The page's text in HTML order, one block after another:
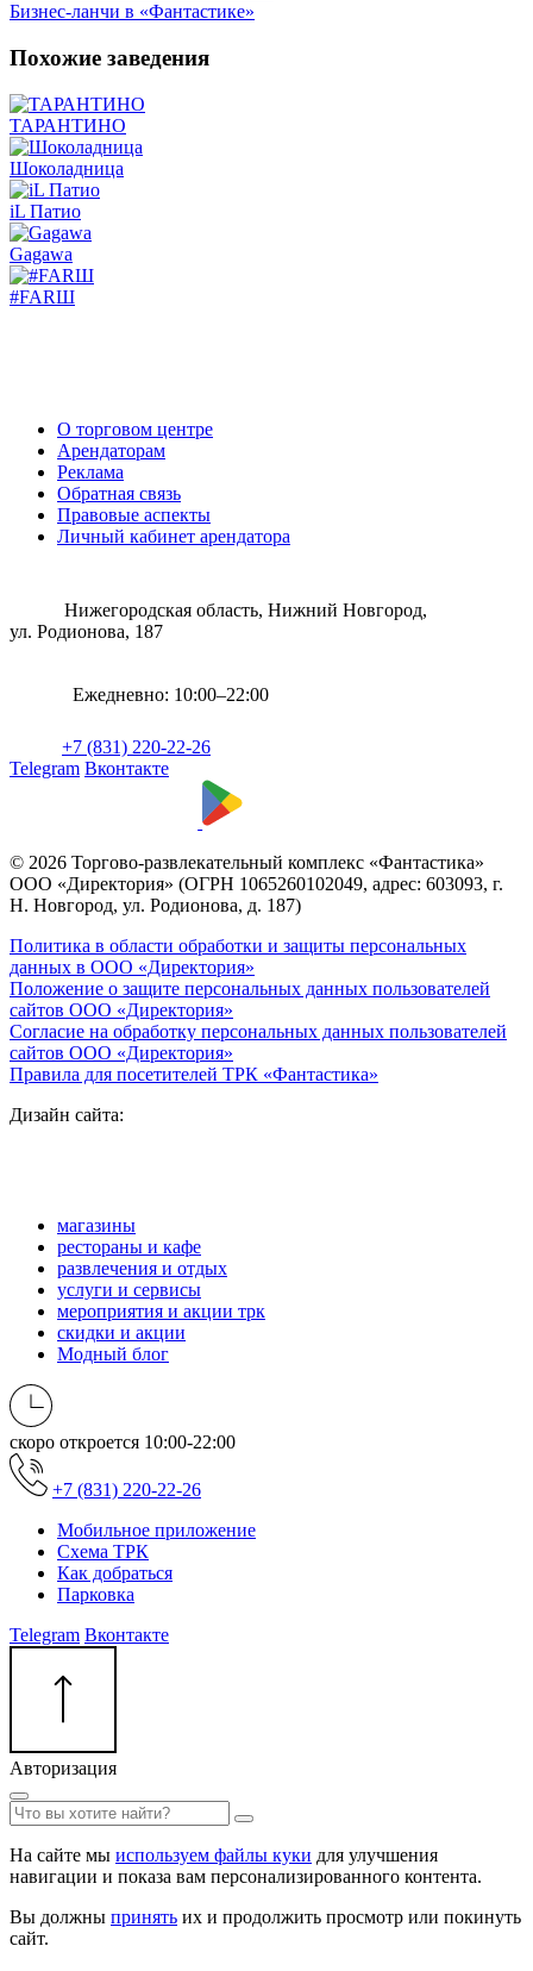
Бизнес-ланчи в «Фантастике»
Похожие заведения
ТАРАНТИНО
Шоколадница
iL Патио
Gagawa
#FARШ
О торговом центре
Арендаторам
Реклама
Обратная связь
Правовые аспекты
Личный кабинет арендатора
Нижегородская область, Нижний Новгород,
ул. Родионова, 187
Ежедневно: 10:00–22:00
+7 (831) 220-22-26
Telegram Вконтакте
© 2026 Торгово-развлекательный комплекс «Фантастика»
ООО «Директория» (ОГРН 1065260102049, адрес: 603093, г.
Н. Новгород, ул. Родионова, д. 187)
Политика в области обработки и защиты персональных
данных в ООО «Директория»
Положение о защите персональных данных пользователей
сайтов ООО «Директория»
Согласие на обработку персональных данных пользователей
сайтов ООО «Директория»
Правила для посетителей ТРК «Фантастика»
Дизайн сайта:
магазины
рестораны и кафе
развлечения и отдых
услуги и сервисы
мероприятия и акции трк
скидки и акции
Модный блог
скоро откроется 10:00-22:00
+7 (831) 220-22-26
Мобильное приложение
Схема ТРК
Как добраться
Парковка
Telegram Вконтакте
Авторизация
На сайте мы используем файлы куки для улучшения
навигации и показа вам персонализированного контента.
Вы должны принять их и продолжить просмотр или покинуть
сайт.